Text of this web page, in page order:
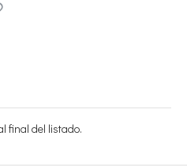
final del listado.